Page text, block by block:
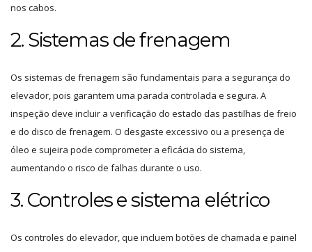
nos cabos.
2. Sistemas de frenagem
Os sistemas de frenagem são fundamentais para a segurança do
elevador, pois garantem uma parada controlada e segura. A
inspeção deve incluir a verificação do estado das pastilhas de freio
e do disco de frenagem. O desgaste excessivo ou a presença de
óleo e sujeira pode comprometer a eficácia do sistema,
aumentando o risco de falhas durante o uso.
3. Controles e sistema elétrico
Os controles do elevador, que incluem botões de chamada e painel